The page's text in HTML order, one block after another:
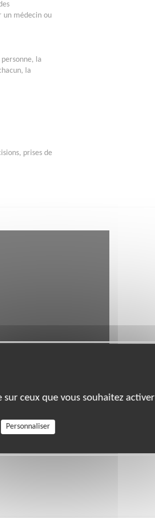
un médecin ou
la
la
prises de
ceux que vous souhaitez activer
Personnaliser